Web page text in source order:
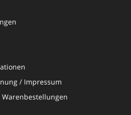
/ Impressum